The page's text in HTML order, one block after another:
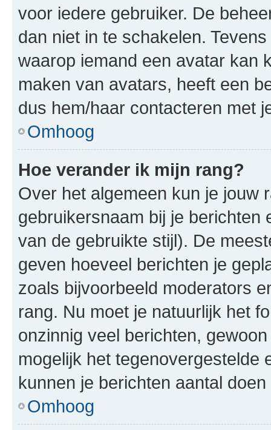
voor iedere gebruiker. De
dan niet in te schakelen.
waarop iemand een avatar kan
maken van avatars, heeft een
dus hem/haar contacteren met
Omhoog
Hoe verander ik mijn rang?
Over het algemeen kun je jouw
gebruikersnaam bij je berichten
van de gebruikte stijl). De
geven hoeveel berichten je
zoals bijvoorbeeld moderators
rang. Nu moet je natuurlijk het
onzinnig veel berichten,
mogelijk het tegenovergestelde
kunnen je berichten aantal doen
Omhoog